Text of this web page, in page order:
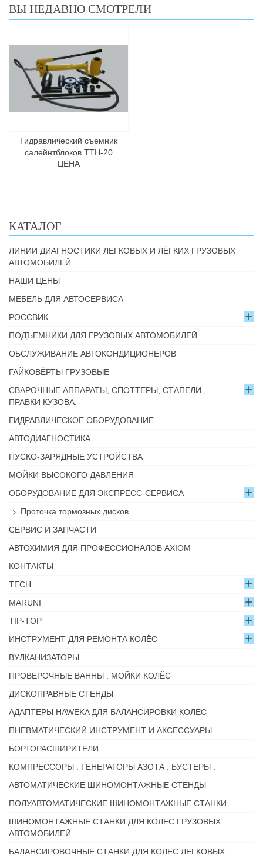
ВЫ НЕДАВНО СМОТРЕЛИ
Гидравлический съемник
салейнтблоков ТТН-20
ЦЕНА
КАТАЛОГ
ЛИНИИ ДИАГНОСТИКИ ЛЕГКОВЫХ И ЛЁГКИХ ГРУЗОВЫХ
АВТОМОБИЛЕЙ
НАШИ ЦЕНЫ
МЕБЕЛЬ ДЛЯ АВТОСЕРВИСА
РОССВИК
ПОДЪЕМНИКИ ДЛЯ ГРУЗОВЫХ АВТОМОБИЛЕЙ
ОБСЛУЖИВАНИЕ АВТОКОНДИЦИОНЕРОВ
ГАЙКОВЁРТЫ ГРУЗОВЫЕ
СВАРОЧНЫЕ АППАРАТЫ, СПОТТЕРЫ, СТАПЕЛИ ,
ПРАВКИ КУЗОВА.
ГИДРАВЛИЧЕСКОЕ ОБОРУДОВАНИЕ
АВТОДИАГНОСТИКА
ПУСКО-ЗАРЯДНЫЕ УСТРОЙСТВА
МОЙКИ ВЫСОКОГО ДАВЛЕНИЯ
ОБОРУДОВАНИЕ ДЛЯ ЭКСПРЕСС-СЕРВИСА
Проточка тормозных дисков
СЕРВИС И ЗАПЧАСТИ
АВТОХИМИЯ ДЛЯ ПРОФЕССИОНАЛОВ AXIOM
КОНТАКТЫ
TECH
MARUNI
TIP-TOP
ИНСТРУМЕНТ ДЛЯ РЕМОНТА КОЛЁС
ВУЛКАНИЗАТОРЫ
ПРОВЕРОЧНЫЕ ВАННЫ . МОЙКИ КОЛЁС
ДИСКОПРАВНЫЕ СТЕНДЫ
АДАПТЕРЫ HAWEKA ДЛЯ БАЛАНСИРОВКИ КОЛЕС
ПНЕВМАТИЧЕСКИЙ ИНСТРУМЕНТ И АКСЕССУАРЫ
БОРТОРАСШИРИТЕЛИ
КОМПРЕССОРЫ . ГЕНЕРАТОРЫ АЗОТА . БУСТЕРЫ .
АВТОМАТИЧЕСКИЕ ШИНОМОНТАЖНЫЕ СТЕНДЫ
ПОЛУАВТОМАТИЧЕСКИЕ ШИНОМОНТАЖНЫЕ СТАНКИ
ШИНОМОНТАЖНЫЕ СТАНКИ ДЛЯ КОЛЕС ГРУЗОВЫХ
АВТОМОБИЛЕЙ
БАЛАНСИРОВОЧНЫЕ СТАНКИ ДЛЯ КОЛЕС ЛЕГКОВЫХ